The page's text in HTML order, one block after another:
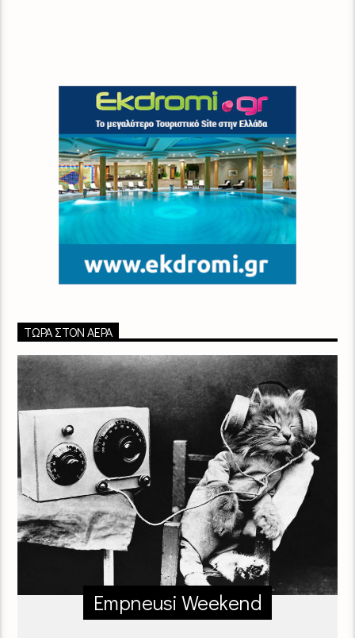
ΤΏΡΑ ΣΤΟΝ ΑΈΡΑ
Empneusi Weekend